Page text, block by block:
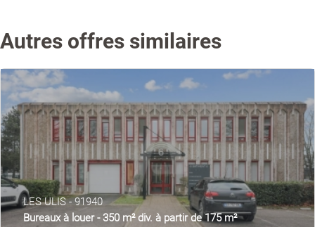
Autres offres similaires
LES ULIS - 91940
Bureaux à louer - 350 m² div. à partir de 175 m²